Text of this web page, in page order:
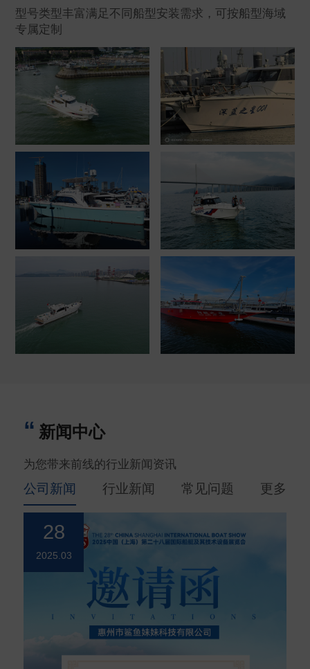
型号类型丰富满足不同船型安装需求，可按船型海域
专属定制
新闻中心
为您带来前线的行业新闻资讯
公司新闻 行业新闻 常见问题 更多
28
2025.03